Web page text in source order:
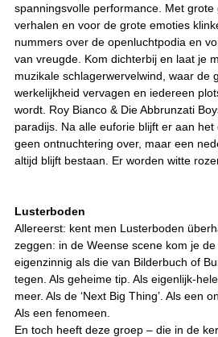
spanningsvolle performance. Met
verhalen en voor de grote emoties
nummers over de openluchtpodia en
van vreugde. Kom dichterbij en laat je
muzikale schlagerwervelwind, waar de
werkelijkheid vervagen en iedereen
wordt. Roy Bianco & Die Abbrunzati
paradijs. Na alle euforie blijft er aan
geen ontnuchtering over, maar een
altijd blijft bestaan. Er worden witte
Lusterboden
Allereerst: kent men Lusterboden
zeggen: in de Weense scene kom je
eigenzinnig als die van Bilderbuch of
tegen. Als geheime tip. Als eigenlijk-
meer. Als de ‘Next Big Thing’. Als een
Als een fenomeen.
En toch heeft deze groep – die in de